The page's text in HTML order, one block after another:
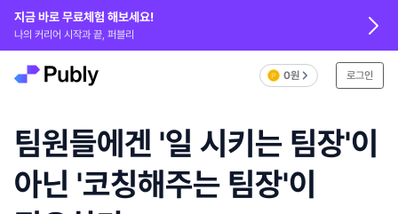
지금 바로 무료체험 해보세요!
나의 커리어 시작과 끝, 퍼블리
0원 로그인
팀원들에겐 '일 시키는 팀장'이
아닌 '코칭해주는 팀장'이